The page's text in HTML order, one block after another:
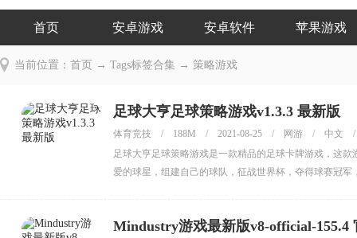
首页 安卓游戏 安卓软件 苹果游戏
当前位置： 首页 → Tags标签合集 → 策略游戏
足球大亨足球策略游戏v1.3.3 最新版
体育竞技 / 188M / 2021-08-25 / 网游 / 中文
/
足球大亨足球策略游戏是一款精品的足球卡牌游戏，这
爱的球星，组建自己的球队，征战世界杯，夺得球赛冠军
Mindustry游戏最新版v8-official-155.4